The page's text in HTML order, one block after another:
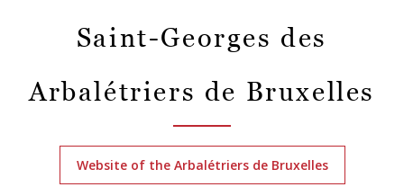
Saint-Georges des
Arbalétriers de Bruxelles
Website of the Arbalétriers de Bruxelles